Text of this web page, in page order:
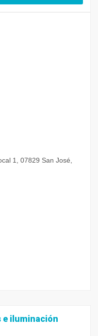
1, 07829 San José,
e iluminación